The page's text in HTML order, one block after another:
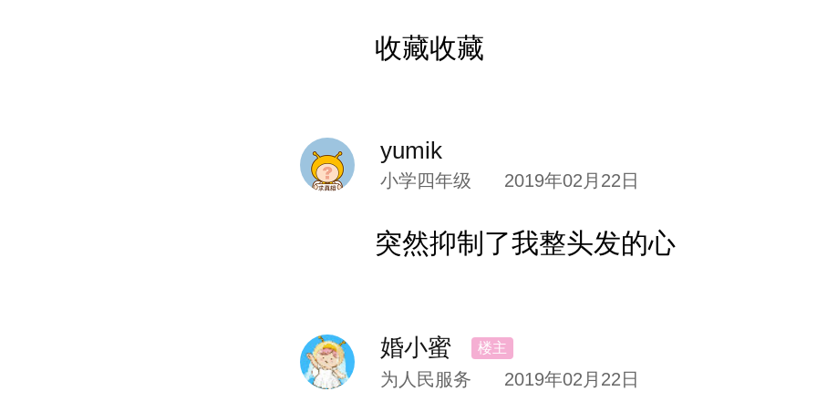
不准剪短！
不准拉直、烫发！
实在想要修剪的，看下面这张图，你肯定就
了。
收藏收藏
yumik
小学四年级 2019年02月22日
突然抑制了我整头发的心
婚小蜜
为人民服务 2019年02月22日